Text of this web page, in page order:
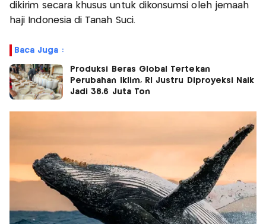
dikirim secara khusus untuk dikonsumsi oleh jemaah
haji Indonesia di Tanah Suci.
Baca Juga :
Produksi Beras Global Tertekan
Perubahan Iklim, RI Justru Diproyeksi Naik
Jadi 38,6 Juta Ton